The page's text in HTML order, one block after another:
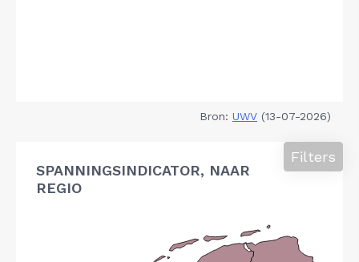
Bron: UWV (13-07-2026)
SPANNINGSINDICATOR, NAAR
REGIO
Filters